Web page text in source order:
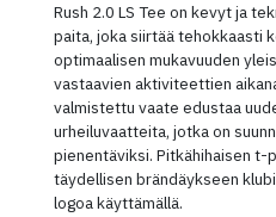
Rush 2.0 LS Tee on kevyt ja
paita, joka siirtää tehokkaasti
optimaalisen mukavuuden
vastaavien aktiviteettien
valmistettu vaate edustaa
urheiluvaatteita, jotka on
pienentäviksi. Pitkähihaisen
täydellisen brändäykseen
logoa käyttämällä.